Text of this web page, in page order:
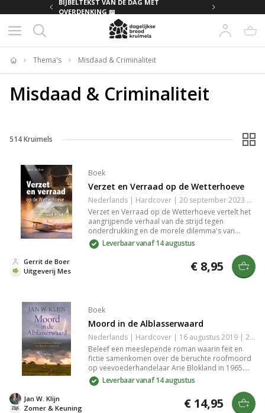
BIJBELTEKST VAN DE DAG MET
OVERDENKING 📖
Home
Thema's Misdaad & Criminaliteit
Misdaad & Criminaliteit
514Kruimels
Boek
Verzet en Verraad op de Wetterhoeve
Nederlands | Hardcover | 20 september 2023 | 140 pagina's | 9789059524392
Verzet en Verraad op de Wetterhoeve vertelt het
aangrijpende verhaal van de strijd tegen
onderdrukking en de morele dilemma's van
verraad tijdens de Tweede Wereldoorlog. Het
boek onthult de impact van keuzes op individuen
en gemeenschappen, en biedt een indringende
kijk op moed, loyaliteit en de gevolgen van
conflict. Een must-read voor liefhebbers van
Leverbaar vanaf 14 augustus
Uitgeverij Mes
Gerrit de Boer € 8,95
Boek
Moord in de Alblasserwaard
Nederlands | Hardcover | 16 augustus 2019 | 224 pagina's | 9789401916011
Beleef een meeslepende roman waarin feit en
fictie samenkomen over de beruchte roofmoord
op veevoederhandelaar Arie Blokland in 1965.
Ervaar het spanningsveld tussen dorpsroddels,
een gewiekste dader, en onverwachte wendingen
in de Alblasserwaard. Ideaal voor liefhebbers van
misdaadverhalen met historische elementen.
Leverbaar vanaf 14 augustus
Zomer & Keuning
Jan W. Klijn € 14,95